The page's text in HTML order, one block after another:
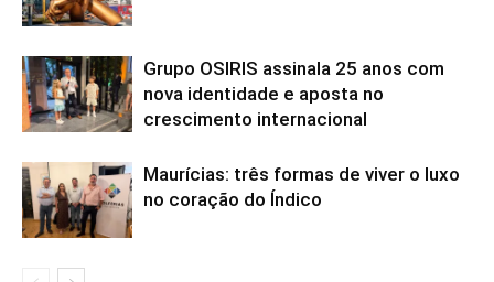
Grupo OSIRIS assinala 25 anos com
nova identidade e aposta no
crescimento internacional
Maurícias: três formas de viver o luxo
no coração do Índico